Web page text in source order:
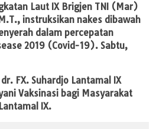
Laut IX Brigjen TNI (Mar)
instruksikan nakes dibawah
dalam percepatan
2019 (Covid-19). Sabtu,
FX. Suhardjo Lantamal IX
Vaksinasi bagi Masyarakat
IX.